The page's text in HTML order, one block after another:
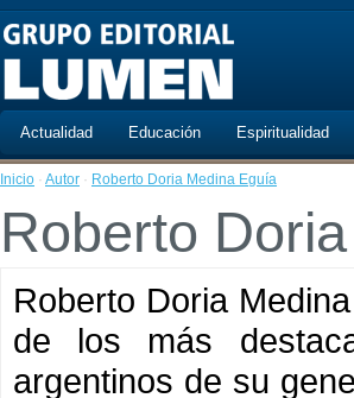
Actualidad Educación Espiritualidad
Inicio · Autor · Roberto Doria Medina Eguía
Roberto
Roberto Doria
de los más
argentinos de su